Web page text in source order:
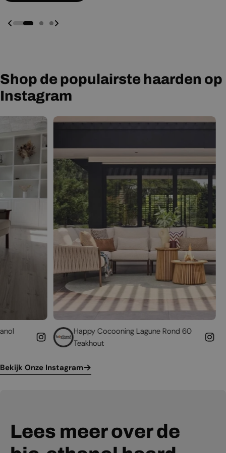
Shop de populairste haarden op
Instagram
Happy Cocooning Lagune Rond 60
Teakhout
Geef uw
Bekijk Onze Instagram
Lees meer over de